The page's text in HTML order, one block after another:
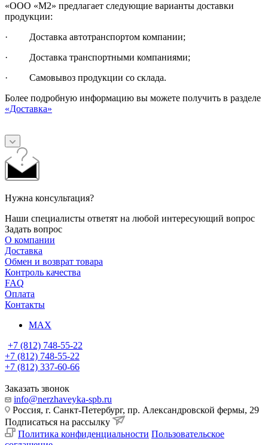
«ООО «М2» предлагает следующие варианты доставки
продукции:
· Доставка автотранспортом компании;
· Доставка транспортными компаниями;
· Самовывоз продукции со склада.
Более подробную информацию вы можете получить в разделе
«Доставка»
Нужна консультация?
Наши специалисты ответят на любой интересующий вопрос
Задать вопрос
О компании
Доставка
Обмен и возврат товара
Контроль качества
FAQ
Оплата
Контакты
MAX
+7 (812) 748-55-22
+7 (812) 748-55-22
+7 (812) 337-60-66
Заказать звонок
info@nerzhaveyka-spb.ru
Россия, г. Санкт-Петербург, пр. Александровской фермы, 29
Подписаться на рассылку
Политика конфиденциальности Пользовательское